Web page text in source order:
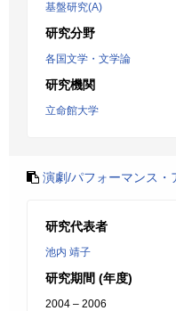
基盤研究(A)
研究分野
各国文学・文学論
研究機関
立命館大学
演劇/パフォーマンス・
研究代表者
池内 靖子
研究期間 (年度)
2004 – 2006